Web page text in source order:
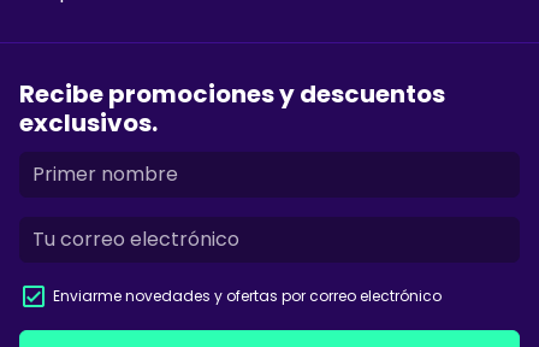
Recibe promociones y descuentos
exclusivos.
Enviarme novedades y ofertas por correo electrónico